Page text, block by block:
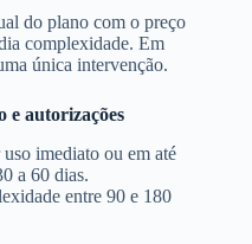
do plano com o preço
complexidade. Em
única intervenção.
e autorizações
imediato ou em até
a 60 dias.
entre 90 e 180